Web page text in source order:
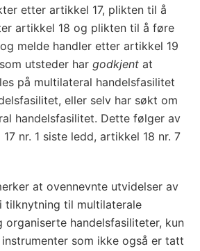
etter artikkel 17, plikten til å
artikkel 18 og plikten til å føre
melde handler etter artikkel 19
utsteder har godkjent at
på multilateral handelsfasilitet
eller selv har søkt om
handelsfasilitet. Dette følger av
nr. 1 siste ledd, artikkel 18 nr. 7
at ovennevnte utvidelser av
tilknytning til multilaterale
organiserte handelsfasiliteter, kun
som ikke også er tatt